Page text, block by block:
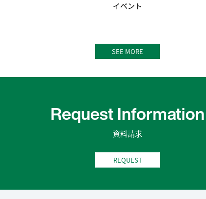
イベント
SEE MORE
Request Information
資料請求
REQUEST